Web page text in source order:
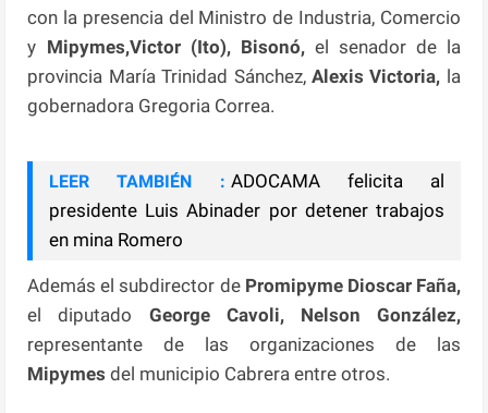
con la presencia del Ministro de Industria, Comercio
y Mipymes,Victor (Ito), Bisonó, el senador de la
provincia María Trinidad Sánchez, Alexis Victoria, la
gobernadora Gregoria Correa.
LEER TAMBIÉN : ADOCAMA felicita al
presidente Luis Abinader por detener trabajos
en mina Romero
Además el subdirector de Promipyme Dioscar Faña,
el diputado George Cavoli, Nelson González,
representante de las organizaciones de las
Mipymes del municipio Cabrera entre otros.